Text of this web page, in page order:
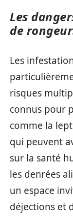
Les
de
Les
risques
connus pour
comme la
qui peuvent
sur la santé
les denrées
un espace
déjections et